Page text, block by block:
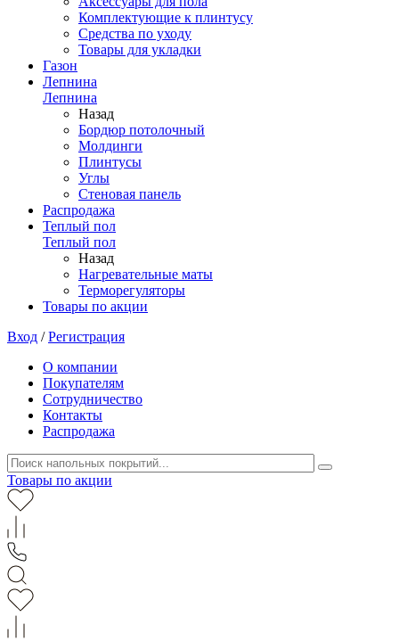
Комплектующие к плинтусу
Средства по уходу
Товары для укладки
Газон
Лепнина
Лепнина
Назад
Бордюр потолочный
Молдинги
Плинтусы
Углы
Стеновая панель
Распродажа
Теплый пол
Теплый пол
Назад
Нагревательные маты
Терморегуляторы
Товары по акции
Вход /Регистрация
О компании
Покупателям
Сотрудничество
Контакты
Распродажа
Товары по акции